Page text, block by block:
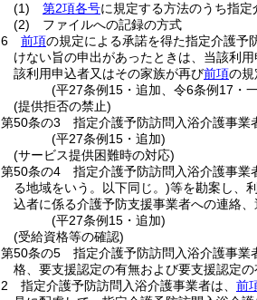
(1)
第2項各号に規定する方法のうち指
(2)
ファイルへの記録の方式
6
前項の規定による承諾を得た指定介護予
けない旨の申出があったときは、当該利用
該利用申込者又はその家族が再び前項の規
(平27条例15・追加、令6条例17・
(提供拒否の禁止)
第50条の3
指定介護予防訪問入浴介護事業
(平27条例15・追加)
(サービス提供困難時の対応)
第50条の4
指定介護予防訪問入浴介護事
る地域をいう。以下同じ。)等を勘案し、
込者に係る介護予防支援事業者への連絡
(平27条例15・追加)
(受給資格等の確認)
第50条の5
指定介護予防訪問入浴介護事業
格、要支援認定の有無および要支援認定の
2
指定介護予防訪問入浴介護事業者は、 前